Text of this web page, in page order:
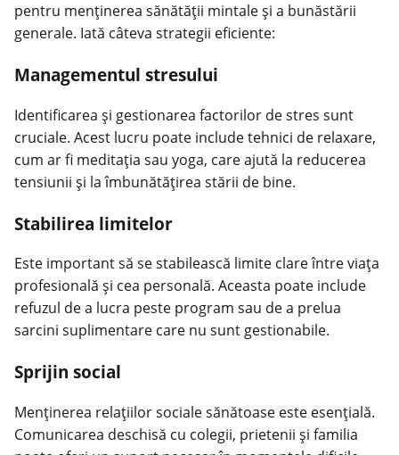
pentru menținerea sănătății mintale și a bunăstării
generale. Iată câteva strategii eficiente:
Managementul stresului
Identificarea și gestionarea factorilor de stres sunt
cruciale. Acest lucru poate include tehnici de relaxare,
cum ar fi meditația sau yoga, care ajută la reducerea
tensiunii și la îmbunătățirea stării de bine.
Stabilirea limitelor
Este important să se stabilească limite clare între viața
profesională și cea personală. Aceasta poate include
refuzul de a lucra peste program sau de a prelua
sarcini suplimentare care nu sunt gestionabile.
Sprijin social
Menținerea relațiilor sociale sănătoase este esențială.
Comunicarea deschisă cu colegii, prietenii și familia